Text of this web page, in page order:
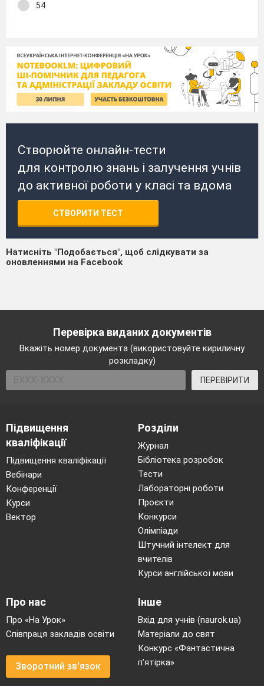
54
Створюйте онлайн-тести
для контролю знань і залучення учнів
до активної роботи у класі та вдома
СТВОРИТИ ТЕСТ
Натисніть "Подобається", щоб слідкувати за
оновленнями на Facebook
Перевірка виданих документів
Вкажіть номер документа (використовуйте кириличну
розкладку)
ПЕРЕВІРИТИ
Підвищення
кваліфікації
Підвищення кваліфікації
Вебінари
Конференції
Курси
Вектор
Розділи
Журнал
Бібліотека розробок
Тести
Лабораторні роботи
Проєкти
Конкурси
Олімпіади
Штучний інтелект для
вчителів
Курси англійської мови
Про нас
Про «На Урок»
Співпраця закладів освіти
Зворотний зв'язок
Інше
Вхід для учнів (naurok.ua)
Матеріали до свят
Конкурс «Фантастична
п’ятірка»